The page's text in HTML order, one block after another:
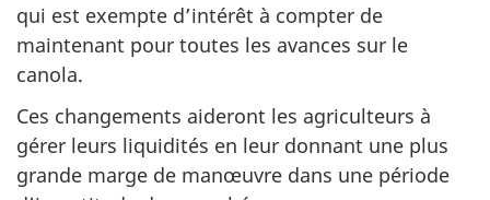
qui est exempte d’intérêt à compter de
maintenant pour toutes les avances sur le
canola.
Ces changements aideront les agriculteurs à
gérer leurs liquidités en leur donnant une plus
grande marge de manœuvre dans une période